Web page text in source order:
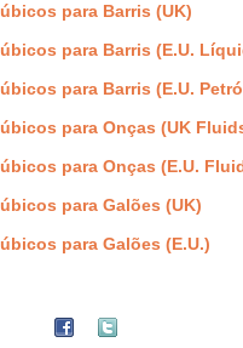
para Barris (UK)
para Barris (E.U.
para Barris (E.U.
para Onças (UK
para Onças (E.U.
para Galões (UK)
para Galões (E.U.)